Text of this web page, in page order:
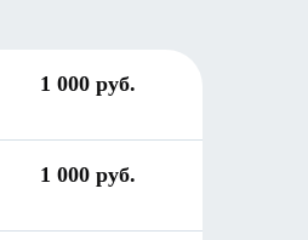
1 000 руб.
1 000 руб.